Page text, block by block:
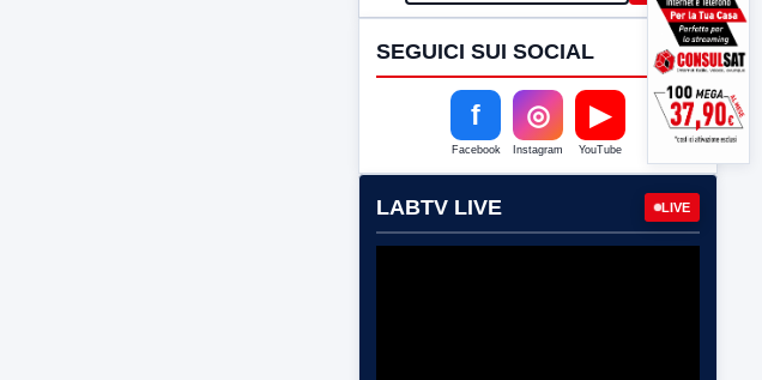
SEGUICI SUI SOCIAL
f
Facebook
◎
Instagram
▶
YouTube
LABTV LIVE LIVE